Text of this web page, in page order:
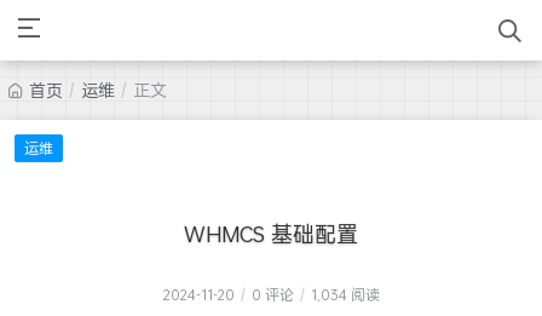
首页 / 运维 / 正文
运维
WHMCS 基础配置
2024-11-20 / 0 评论 / 1,034 阅读